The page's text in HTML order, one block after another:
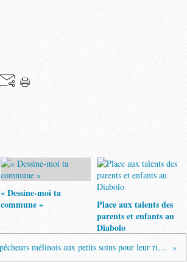
« Dessine-moi ta
commune »
Place aux talents des
parents et enfants au
Diabolo
Les pêcheurs mélinois aux petits soins pour leur rivière